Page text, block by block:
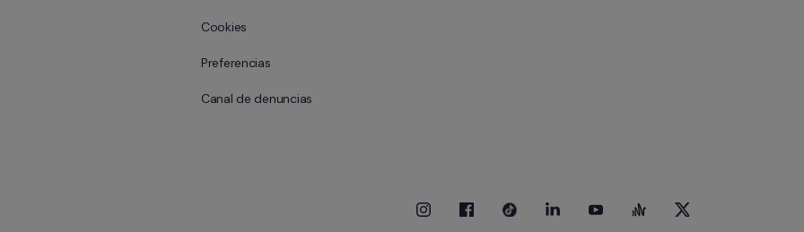
Cookies
Preferencias
Canal de denuncias